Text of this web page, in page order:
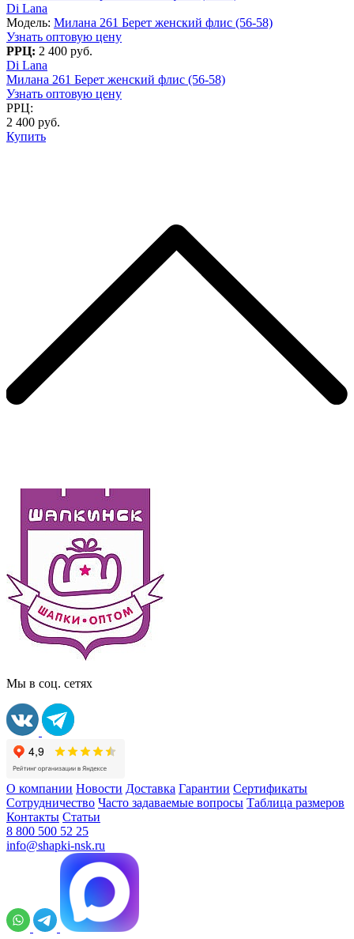
Di Lana
Модель: Милана 261 Берет женский флис (56-58)
Узнать оптовую цену
РРЦ: 2 400 руб.
Di Lana
Милана 261 Берет женский флис (56-58)
Узнать оптовую цену
РРЦ:
2 400 руб.
Купить
Мы в соц. сетях
О компании Новости Доставка Гарантии Сертификаты
Сотрудничество Часто задаваемые вопросы Таблица размеров
Контакты Статьи
8 800 500 52 25
info@shapki-nsk.ru